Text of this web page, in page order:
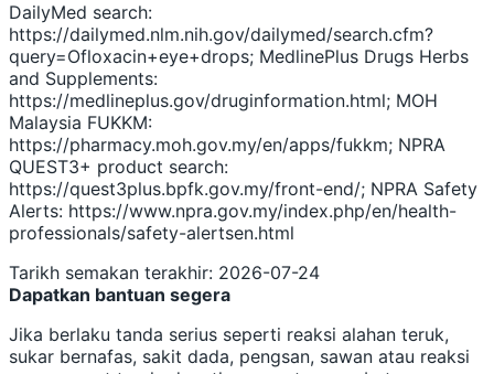
DailyMed search:
https://dailymed.nlm.nih.gov/dailymed/search.cfm?
query=Ofloxacin+eye+drops; MedlinePlus Drugs Herbs
and Supplements:
https://medlineplus.gov/druginformation.html; MOH
Malaysia FUKKM:
https://pharmacy.moh.gov.my/en/apps/fukkm; NPRA
QUEST3+ product search:
https://quest3plus.bpfk.gov.my/front-end/; NPRA Safety
Alerts: https://www.npra.gov.my/index.php/en/health-
professionals/safety-alertsen.html
Tarikh semakan terakhir: 2026-07-24
Dapatkan bantuan segera
Jika berlaku tanda serius seperti reaksi alahan teruk,
sukar bernafas, sakit dada, pengsan, sawan atau reaksi